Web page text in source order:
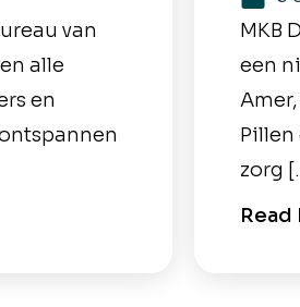
van
alle
en
MKB
een
Pillen
zorg
Read